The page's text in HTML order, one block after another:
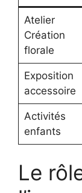
Atelier
Création
florale
Exposition
accessoire
Activités
enfants
Le